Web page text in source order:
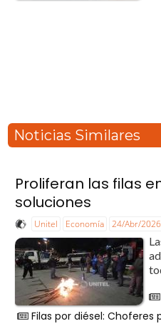
Noticias Similares
Proliferan las filas
soluciones
Unitel Economía 24/Abr/2026
Filas por diésel: